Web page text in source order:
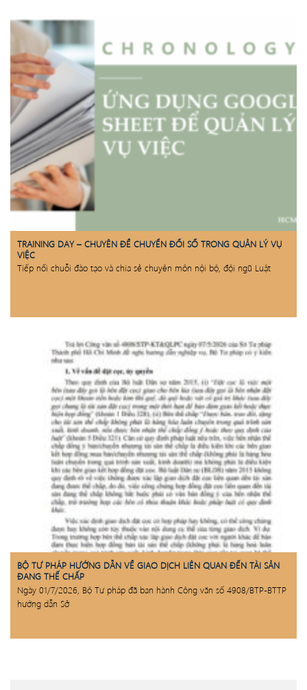
TRAINING DAY – CHUYÊN ĐỀ CHUYỂN ĐỔI SỐ TRONG QUẢN LÝ VỤ
VIỆC
Tiếp nối chuỗi đào tạo và chia sẻ chuyên môn nội bộ, đội ngũ Luật
BỘ TƯ PHÁP HƯỚNG DẪN VỀ GIAO DỊCH LIÊN QUAN ĐẾN TÀI SẢN
ĐANG THẾ CHẤP
Ngày 01/7/2026, Bộ Tư pháp đã ban hành Công văn số 4908/BTP-BTTP
hướng dẫn Sở